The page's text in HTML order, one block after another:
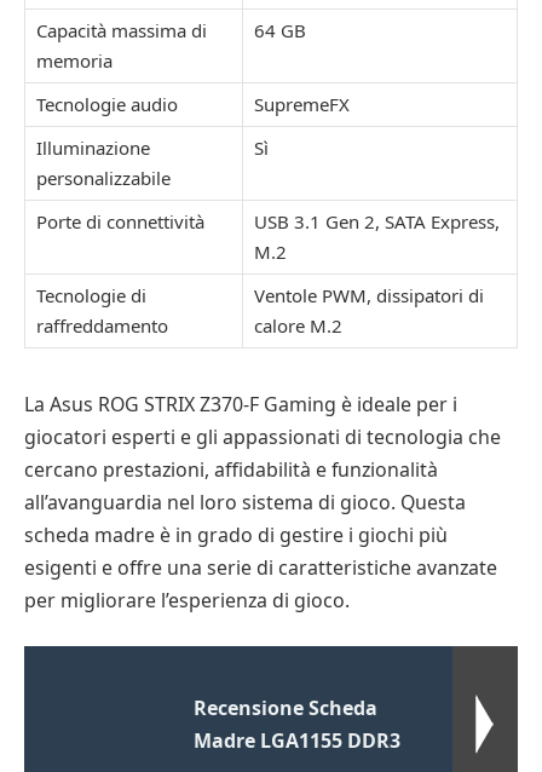
Capacità massima di
memoria
64 GB
Tecnologie audio
SupremeFX
Illuminazione
personalizzabile
Sì
Porte di connettività
USB 3.1 Gen 2, SATA Express,
M.2
Tecnologie di
raffreddamento
Ventole PWM, dissipatori di
calore M.2
La Asus ROG STRIX Z370-F Gaming è ideale per i
giocatori esperti e gli appassionati di tecnologia che
cercano prestazioni, affidabilità e funzionalità
all’avanguardia nel loro sistema di gioco. Questa
scheda madre è in grado di gestire i giochi più
esigenti e offre una serie di caratteristiche avanzate
per migliorare l’esperienza di gioco.
Recensione Scheda
Madre LGA1155 DDR3